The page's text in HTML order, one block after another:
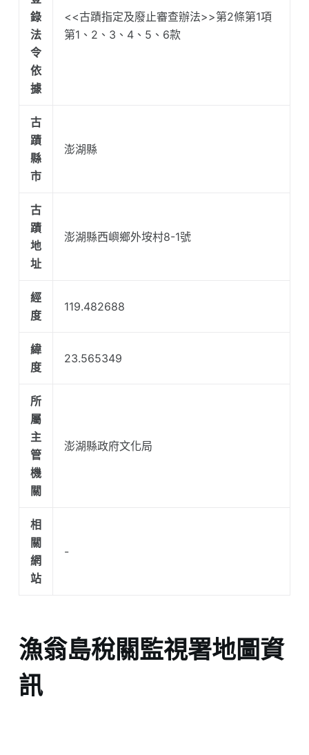
錄
法
令
依
據
<<古蹟指定及廢止審查辦法>>第2條第1項
第1、2、3、4、5、6款
古
蹟
縣
市
澎湖縣
古
蹟
地
址
澎湖縣西嶼鄉外垵村8-1號
經
度
119.482688
緯
度
23.565349
所
屬
主
管
機
關
澎湖縣政府文化局
相
關
網
站
-
漁翁島稅關監視署地圖資
訊